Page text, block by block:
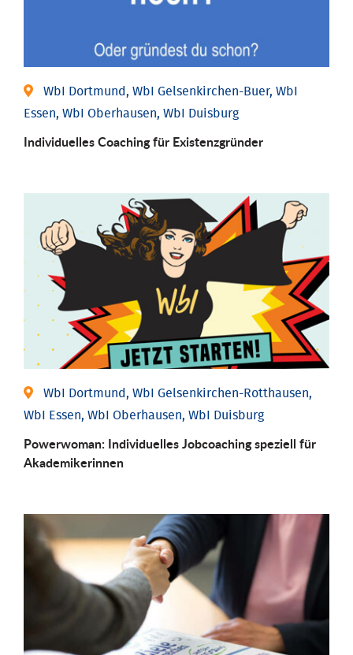
WbI Dortmund, WbI Gelsenkirchen-Buer, WbI
Essen, WbI Oberhausen, WbI Duisburg
Individu­elles Coaching für Existenz­gründer
WbI Dortmund, WbI Gelsenkirchen-Rotthausen,
WbI Essen, WbI Oberhausen, WbI Duisburg
Powerwoman: Individu­elles Job­coaching speziell für
Aka­demiker­innen